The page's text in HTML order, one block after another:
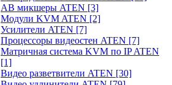
АВ микшеры ATEN [3]
Модули KVM ATEN [2]
Усилители ATEN [7]
Процессоры видеостен ATEN [7]
Матричная система KVM по IP ATEN
[1]
Видео разветвители ATEN [30]